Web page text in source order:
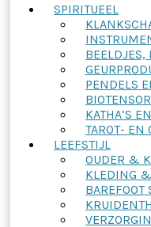
SPIRITUEEL
BEELDJES,
PENDELS
KATHA’S
TAROT- EN
LEEFSTIJL
OUDER &
KLEDING
BAREFOOT